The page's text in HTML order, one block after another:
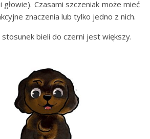
głowie). Czasami szczeniak może mieć
znaczenia lub tylko jedno z nich.
stosunek bieli do czerni jest większy.